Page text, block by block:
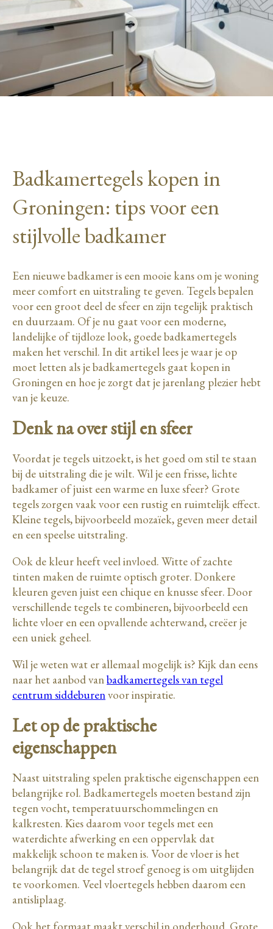
Badkamertegels kopen in
Groningen: tips voor een
stijlvolle badkamer
Een nieuwe badkamer is een mooie kans om je woning
meer comfort en uitstraling te geven. Tegels bepalen
voor een groot deel de sfeer en zijn tegelijk praktisch
en duurzaam. Of je nu gaat voor een moderne,
landelijke of tijdloze look, goede badkamertegels
maken het verschil. In dit artikel lees je waar je op
moet letten als je badkamertegels gaat kopen in
Groningen en hoe je zorgt dat je jarenlang plezier hebt
van je keuze.
Denk na over stijl en sfeer
Voordat je tegels uitzoekt, is het goed om stil te staan
bij de uitstraling die je wilt. Wil je een frisse, lichte
badkamer of juist een warme en luxe sfeer? Grote
tegels zorgen vaak voor een rustig en ruimtelijk effect.
Kleine tegels, bijvoorbeeld mozaïek, geven meer detail
en een speelse uitstraling.
Ook de kleur heeft veel invloed. Witte of zachte
tinten maken de ruimte optisch groter. Donkere
kleuren geven juist een chique en knusse sfeer. Door
verschillende tegels te combineren, bijvoorbeeld een
lichte vloer en een opvallende achterwand, creëer je
een uniek geheel.
Wil je weten wat er allemaal mogelijk is? Kijk dan eens
naar het aanbod vanbadkamertegels van tegel
centrum siddeburenvoor inspiratie.
Let op de praktische
eigenschappen
Naast uitstraling spelen praktische eigenschappen een
belangrijke rol. Badkamertegels moeten bestand zijn
tegen vocht, temperatuurschommelingen en
kalkresten. Kies daarom voor tegels met een
waterdichte afwerking en een oppervlak dat
makkelijk schoon te maken is. Voor de vloer is het
belangrijk dat de tegel stroef genoeg is om uitglijden
te voorkomen. Veel vloertegels hebben daarom een
antisliplaag.